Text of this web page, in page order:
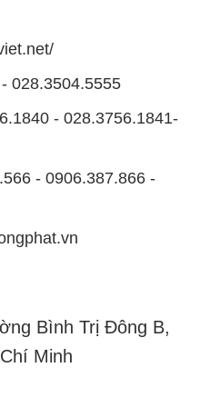
028.3504.5555
- 028.3756.1841-
- 0906.387.866 -
Bình Trị Đông B,
Minh